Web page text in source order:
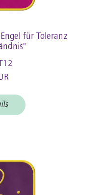
für Toleranz